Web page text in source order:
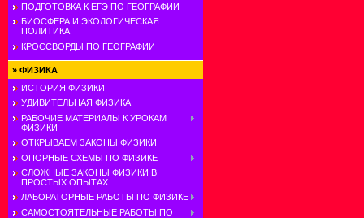
ПОДГОТОВКА К ЕГЭ ПО ГЕОГРАФИИ
БИОСФЕРА И ЭКОЛОГИЧЕСКАЯ
ПОЛИТИКА
КРОССВОРДЫ ПО ГЕОГРАФИИ
» ФИЗИКА
ИСТОРИЯ ФИЗИКИ
УДИВИТЕЛЬНАЯ ФИЗИКА
РАБОЧИЕ МАТЕРИАЛЫ К УРОКАМ
ФИЗИКИ
ОТКРЫВАЕМ ЗАКОНЫ ФИЗИКИ
ОПОРНЫЕ СХЕМЫ ПО ФИЗИКЕ
СЛОЖНЫЕ ЗАКОНЫ ФИЗИКИ В
ПРОСТЫХ ОПЫТАХ
ЛАБОРАТОРНЫЕ РАБОТЫ ПО ФИЗИКЕ
САМОСТОЯТЕЛЬНЫЕ РАБОТЫ ПО